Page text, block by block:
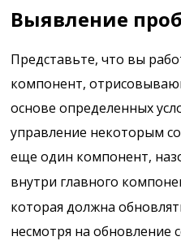
Выявление
Представьте, что вы
компонент,
основе определенных
управление некоторым
еще один компонент,
внутри главного
которая должна
несмотря на обновление